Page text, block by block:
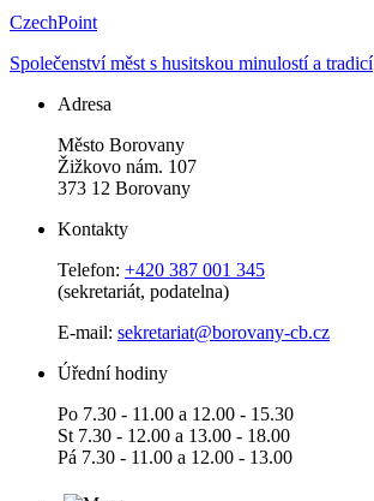
CzechPoint
Společenství měst s husitskou minulostí a tradicí
Adresa
Město Borovany
Žižkovo nám. 107
373 12 Borovany
Kontakty
Telefon: +420 387 001 345
(sekretariát, podatelna)
E-mail: sekretariat@borovany-cb.cz
Úřední hodiny
Po 7.30 - 11.00 a 12.00 - 15.30
St 7.30 - 12.00 a 13.00 - 18.00
Pá 7.30 - 11.00 a 12.00 - 13.00